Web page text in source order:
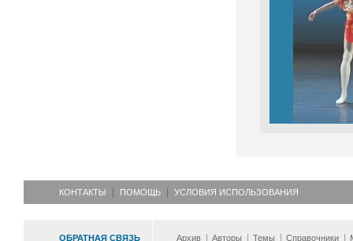
КОНТАКТЫ ПОМОЩЬ УСЛОВИЯ ИСПОЛЬЗОВАНИЯ
ОБРАТНАЯ СВЯЗЬ Архив Авторы Темы Справочники